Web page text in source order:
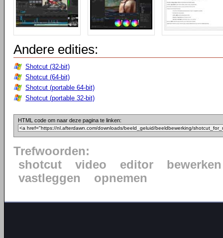
Andere edities:
Shotcut (32-bit)
Shotcut (64-bit)
Shotcut (portable 64-bit)
Shotcut (portable 32-bit)
HTML code om naar deze pagina te linken:
Trefwoorden:
shotcut
video editor
bewerken
vastleggen
opnemen